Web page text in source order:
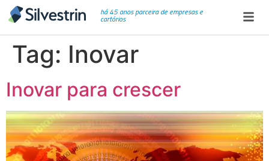
há 45 anos parceira de empresas e
cartórios
Tag: Inovar
Inovar para crescer